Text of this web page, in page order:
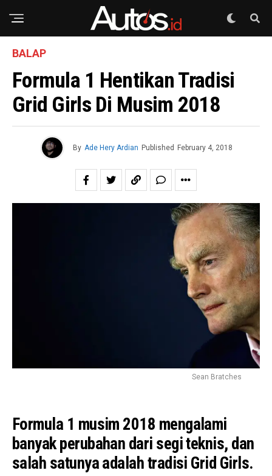
BALAP
Formula 1 Hentikan Tradisi
Grid Girls Di Musim 2018
By Ade Hery Ardian Published February 4, 2018
Sean Bratches
Formula 1 musim 2018 mengalami
banyak perubahan dari segi teknis, dan
salah satunya adalah tradisi Grid Girls.